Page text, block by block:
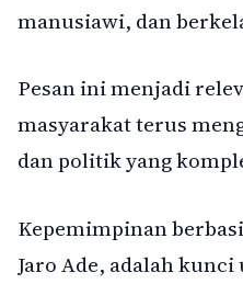
manusiawi, dan
Pesan ini menjadi
masyarakat terus
dan politik yang
Kepemimpinan
Jaro Ade, adalah